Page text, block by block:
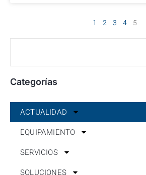
1 2 3 4 5
Categorías
ACTUALIDAD
EQUIPAMIENTO
SERVICIOS
SOLUCIONES